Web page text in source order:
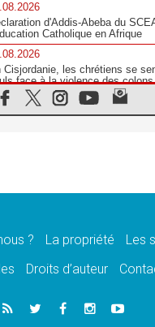
d'Addis-Abeba du
Catholique en Afrique
Cisjordanie, les chrétiens se
face à la violence des colons
XIV au sanctuaire de Notre
Bangladesh, l'Église
sur le chemin de la dignité
? La propriété
Les
Droits d’auteur